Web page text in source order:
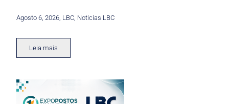
Agosto 6, 2026 LBC Noticias LBC
Leia mais